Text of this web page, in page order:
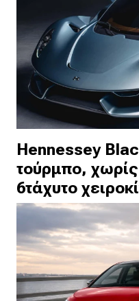
Hennessey
τούρμπο,
6τάχυτο